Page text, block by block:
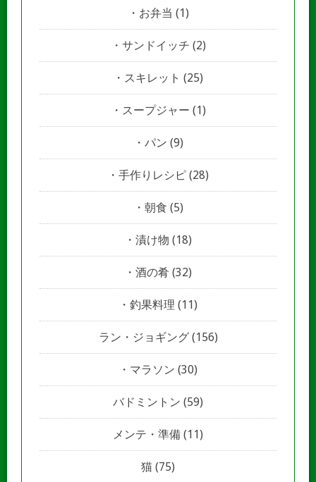
お弁当 (1)
サンドイッチ (2)
スキレット (25)
スープジャー (1)
パン (9)
手作りレシピ (28)
朝食 (5)
漬け物 (18)
酒の肴 (32)
釣果料理 (11)
ラン・ジョギング(156)
マラソン (30)
バドミントン (59)
メンテ・準備 (11)
猫 (75)